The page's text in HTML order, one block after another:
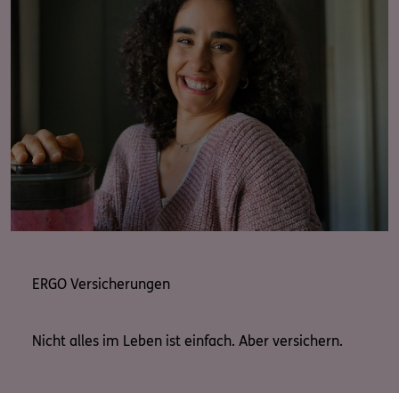
ERGO Versicherungen
Nicht alles im Leben ist einfach. Aber versichern.